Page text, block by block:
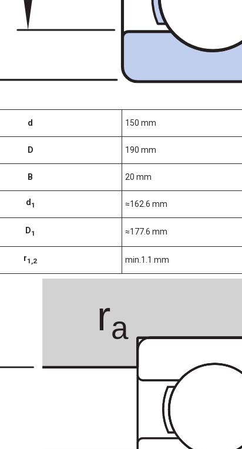
d 150 mm
D 190 mm
B 20 mm
d1 ≈162.6 mm
D1 ≈177.6 mm
r1,2 min.1.1 mm